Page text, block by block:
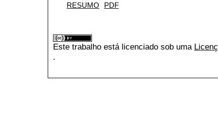
RESUMO PDF
Este trabalho está licenciado sob uma
.